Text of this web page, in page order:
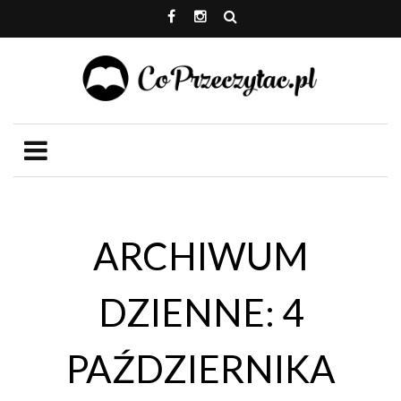
ARCHIWUM
DZIENNE: 4
PAŹDZIERNIKA